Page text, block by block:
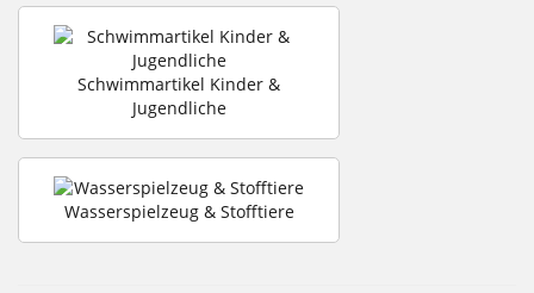
Schwimmartikel Kinder &
Jugendliche
Wasserspielzeug & Stofftiere